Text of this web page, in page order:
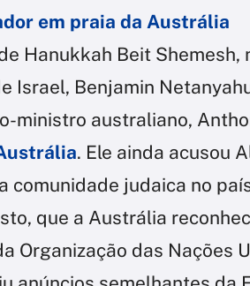
em praia da Austrália
Hanukkah Beit Shemesh,
Israel, Benjamin
ministro australiano,
. Ele ainda acusou
comunidade judaica no
que a Austrália
Organização das Nações